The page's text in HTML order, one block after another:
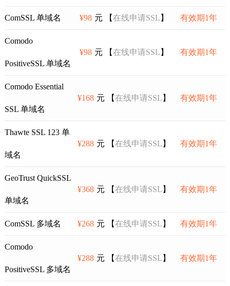
ComSSL 单域名 ¥98 元 【在线申请SSL 】 有效期1年
Comodo
PositiveSSL 单域名
¥98 元 【在线申请SSL 】 有效期1年
Comodo Essential
SSL 单域名
¥168 元 【在线申请SSL 】 有效期1年
Thawte SSL 123 单
域名
¥288 元 【在线申请SSL 】 有效期1年
GeoTrust QuickSSL
单域名
¥368 元 【在线申请SSL 】 有效期1年
ComSSL 多域名 ¥268 元 【在线申请SSL 】 有效期1年
Comodo
PositiveSSL 多域名
¥288 元 【在线申请SSL 】 有效期1年